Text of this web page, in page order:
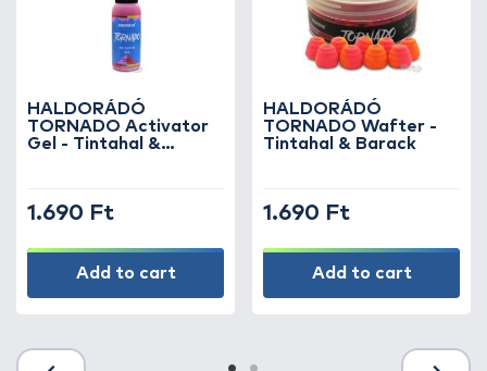
HALDORÁDÓ
TORNADO Activator
Gel - Tintahal &
1.690 Ft
Add to cart
HALDORÁDÓ
TORNADO Wafter -
Tintahal & Barack
1.690 Ft
Add to cart